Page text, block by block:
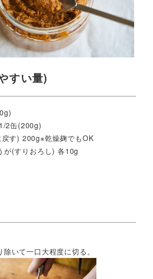
すい量)
2缶(200g)
す) 200g※乾燥麹でもOK
が(すりおろし) 各10g
いて一口大程度に切る。